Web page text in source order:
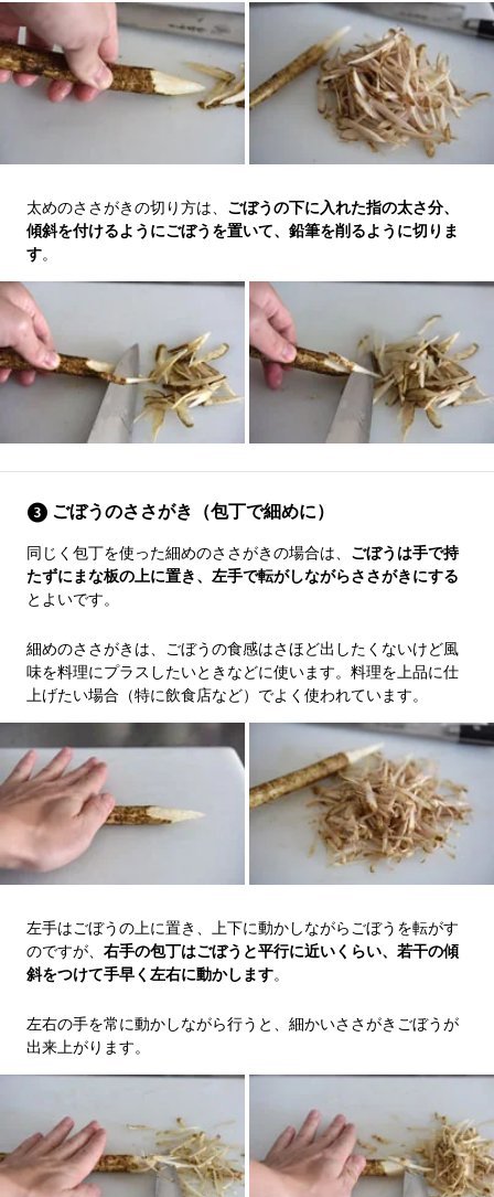
太めのささがきの切り方は、 ごぼうの下に入れた指の太さ分、
傾斜を付けるようにごぼうを置いて、鉛筆を削るように切りま
す。
ごぼうのささがき（包丁で細めに）
同じく包丁を使った細めのささがきの場合は、 ごぼうは手で持
たずにまな板の上に置き、左手で転がしながらささがきにする
とよいです。
細めのささがきは、ごぼうの食感はさほど出したくないけど風
味を料理にプラスしたいときなどに使います。料理を上品に仕
上げたい場合（特に飲食店など）でよく使われています。
左手はごぼうの上に置き、上下に動かしながらごぼうを転がす
のですが、 右手の包丁はごぼうと平行に近いくらい、若干の傾
斜をつけて手早く左右に動かします。
左右の手を常に動かしながら行うと、細かいささがきごぼうが
出来上がります。